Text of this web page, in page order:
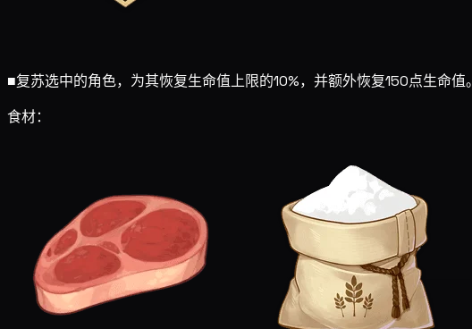
■复苏选中的角色，为其恢复生命值上限的10%，并额外恢复150点生命值。
食材：